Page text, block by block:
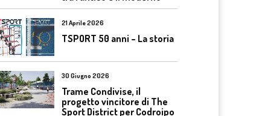
21 Aprile 2026
TSPORT 50 anni – La storia
30 Giugno 2026
Trame Condivise, il
progetto vincitore di The
Sport District per Codroipo